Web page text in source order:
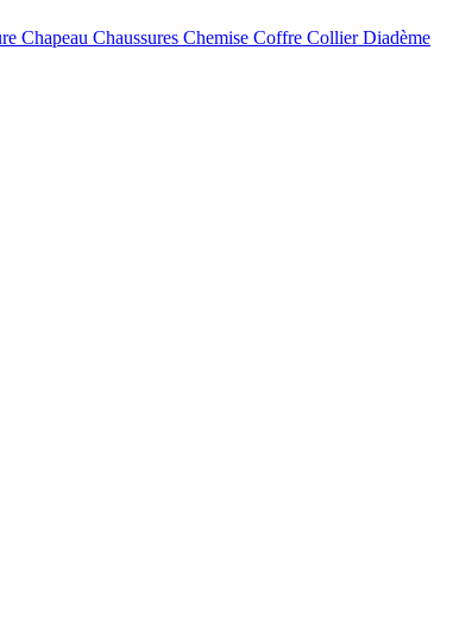
Chapeau Chaussures Chemise Coffre CollierDiadème